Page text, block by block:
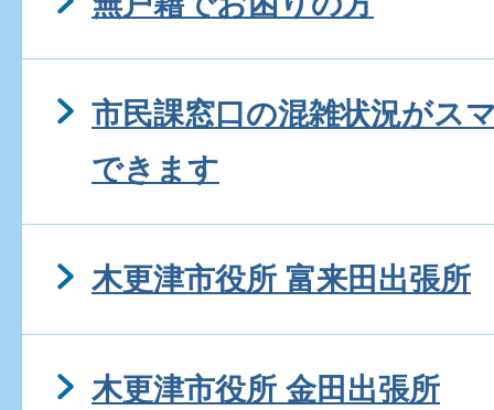
市民課窓口の混雑状況がス
できます
木更津市役所 富来田出張所
木更津市役所 金田出張所